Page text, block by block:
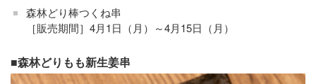
森林どり棒つくね串
［販売期間］4月1日（月）～4月15日（月）
■森林どりもも新生姜串